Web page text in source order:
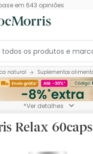
em 643 opiniões
natural Suplementos
*Ver detalhes
Relax 60caps